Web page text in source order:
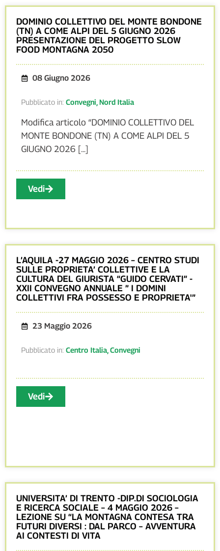
DOMINIO COLLETTIVO DEL MONTE BONDONE
(TN) A COME ALPI DEL 5 GIUGNO 2026
PRESENTAZIONE DEL PROGETTO SLOW
FOOD MONTAGNA 2050
08 Giugno 2026
Pubblicato in: Convegni, Nord Italia
Modifica articolo “DOMINIO COLLETTIVO DEL
MONTE BONDONE (TN) A COME ALPI DEL 5
GIUGNO 2026 [...]
Vedi
L’AQUILA -27 MAGGIO 2026 – CENTRO STUDI
SULLE PROPRIETA’ COLLETTIVE E LA
CULTURA DEL GIURISTA “GUIDO CERVATI” -
XXII CONVEGNO ANNUALE ” I DOMINI
COLLETTIVI FRA POSSESSO E PROPRIETA'”
23 Maggio 2026
Pubblicato in: Centro Italia, Convegni
Vedi
UNIVERSITA’ DI TRENTO -DIP.DI SOCIOLOGIA
E RICERCA SOCIALE – 4 MAGGIO 2026 –
LEZIONE SU “LA MONTAGNA CONTESA TRA
FUTURI DIVERSI : DAL PARCO – AVVENTURA
AI CONTESTI DI VITA